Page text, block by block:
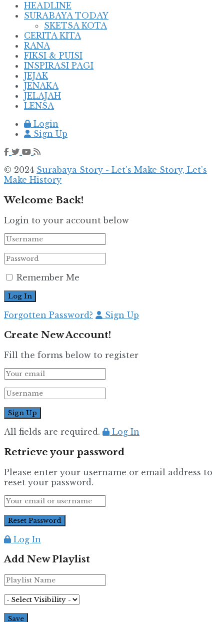
HEADLINE
SURABAYA TODAY
SKETSA KOTA
CERITA KITA
RANA
FIKSI & PUISI
INSPIRASI PAGI
JEJAK
JENAKA
JELAJAH
LENSA
Login
Sign Up
© 2024 Surabaya Story - Let's Make Story, Let's
Make History
Welcome Back!
Login to your account below
Remember Me
Forgotten Password? Sign Up
Create New Account!
Fill the forms below to register
All fields are required. Log In
Retrieve your password
Please enter your username or email address to
reset your password.
Log In
Add New Playlist